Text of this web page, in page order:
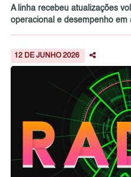
A linha recebeu atualizações
operacional e desempenho em
12 DE JUNHO 2026